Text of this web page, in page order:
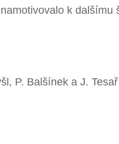
k dalšímu
P. Balšínek a J. Tesař